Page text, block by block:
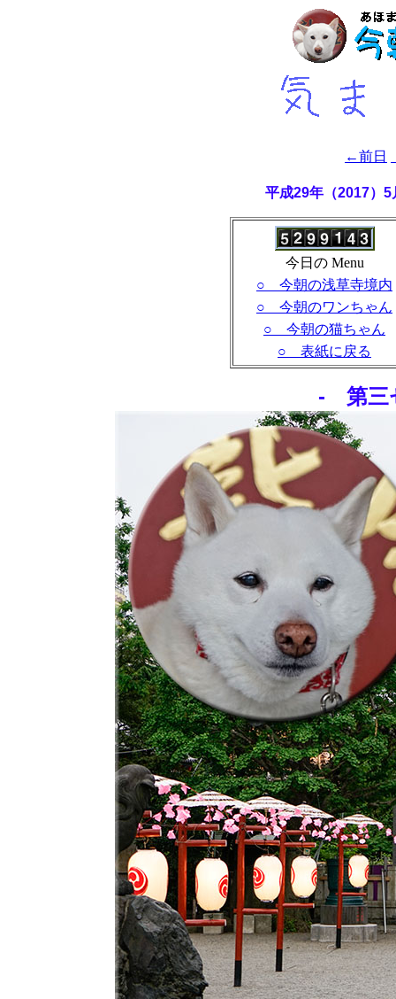
←前日
平成29年（2017
今日の Menu
○ 今朝の浅草寺境内
○ 今朝のワンちゃん
○ 今朝の猫ちゃん
○ 表紙に戻る
- 第三